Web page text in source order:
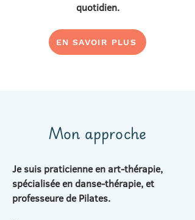
quotidien.
EN SAVOIR PLUS
Mon approche
Je suis praticienne en art-thérapie,
spécialisée en danse-thérapie, et
professeure de Pilates.